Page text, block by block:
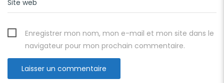
Site web
Enregistrer mon nom, mon e-mail et mon site dans le
navigateur pour mon prochain commentaire.